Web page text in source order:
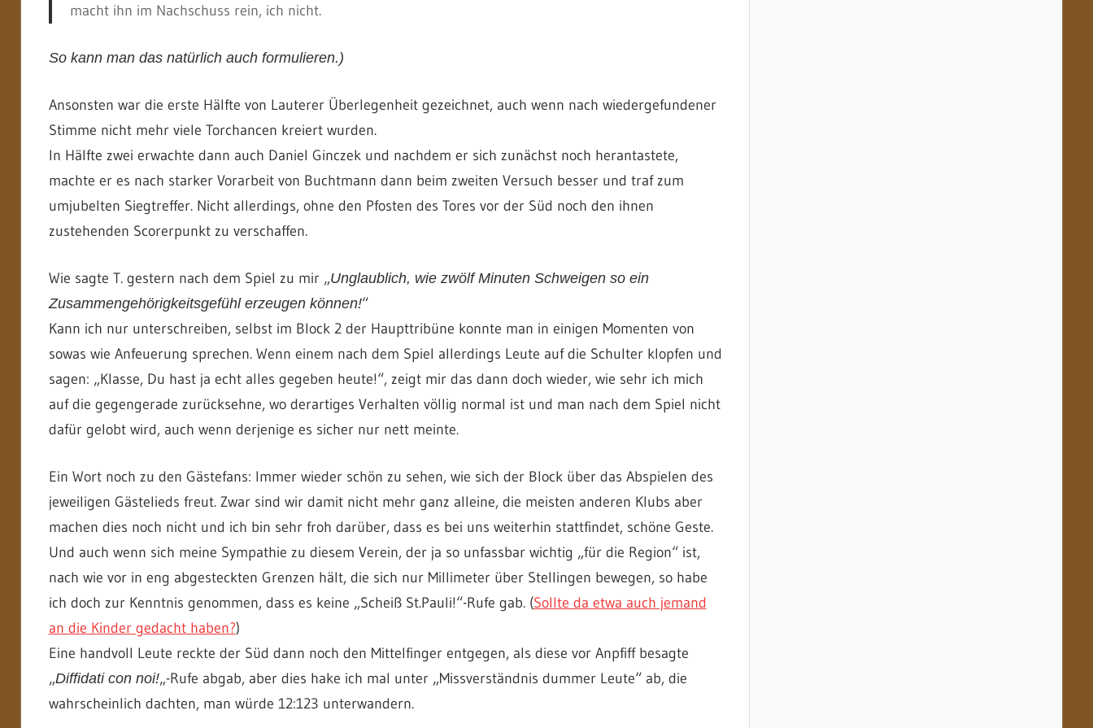
macht ihn im Nachschuss rein, ich nicht.
So kann man das natürlich auch formulieren.)
Ansonsten war die erste Hälfte von Lauterer Überlegenheit gezeichnet, auch wenn nach wiedergefundener
Stimme nicht mehr viele Torchancen kreiert wurden.
In Hälfte zwei erwachte dann auch Daniel Ginczek und nachdem er sich zunächst noch herantastete,
machte er es nach starker Vorarbeit von Buchtmann dann beim zweiten Versuch besser und traf zum
umjubelten Siegtreffer. Nicht allerdings, ohne den Pfosten des Tores vor der Süd noch den ihnen
zustehenden Scorerpunkt zu verschaffen.
Wie sagte T. gestern nach dem Spiel zu mir „Unglaublich, wie zwölf Minuten Schweigen so ein
Zusammengehörigkeitsgefühl erzeugen können!“
Kann ich nur unterschreiben, selbst im Block 2 der Haupttribüne konnte man in einigen Momenten von
sowas wie Anfeuerung sprechen. Wenn einem nach dem Spiel allerdings Leute auf die Schulter klopfen und
sagen: „Klasse, Du hast ja echt alles gegeben heute!“, zeigt mir das dann doch wieder, wie sehr ich mich
auf die gegengerade zurücksehne, wo derartiges Verhalten völlig normal ist und man nach dem Spiel nicht
dafür gelobt wird, auch wenn derjenige es sicher nur nett meinte.
Ein Wort noch zu den Gästefans: Immer wieder schön zu sehen, wie sich der Block über das Abspielen des
jeweiligen Gästelieds freut. Zwar sind wir damit nicht mehr ganz alleine, die meisten anderen Klubs aber
machen dies noch nicht und ich bin sehr froh darüber, dass es bei uns weiterhin stattfindet, schöne Geste.
Und auch wenn sich meine Sympathie zu diesem Verein, der ja so unfassbar wichtig „für die Region“ ist,
nach wie vor in eng abgesteckten Grenzen hält, die sich nur Millimeter über Stellingen bewegen, so habe
ich doch zur Kenntnis genommen, dass es keine „Scheiß St.Pauli!“-Rufe gab. (Sollte da etwa auch jemand
an die Kinder gedacht haben?)
Eine handvoll Leute reckte der Süd dann noch den Mittelfinger entgegen, als diese vor Anpfiff besagte
„Diffidati con noi!„-Rufe abgab, aber dies hake ich mal unter „Missverständnis dummer Leute“ ab, die
wahrscheinlich dachten, man würde 12:123 unterwandern.